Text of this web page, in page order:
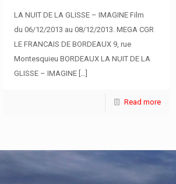
LA NUIT DE LA GLISSE – IMAGINE Film
du 06/12/2013 au 08/12/2013. MEGA CGR
LE FRANCAIS DE BORDEAUX 9, rue
Montesquieu BORDEAUX LA NUIT DE LA
GLISSE – IMAGINE[…]
Read more